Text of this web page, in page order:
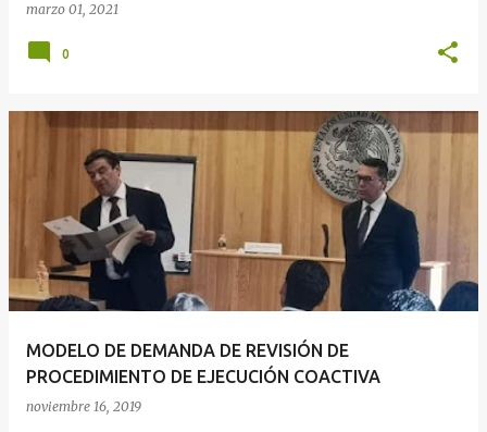
marzo 01, 2021
0
MODELO DE DEMANDA DE REVISIÓN DE
PROCEDIMIENTO DE EJECUCIÓN COACTIVA
noviembre 16, 2019